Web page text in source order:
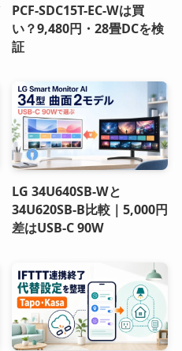
PCF-SDC15T-EC-Wは買
い？9,480円・28畳DCを検
証
LG 34U640SB-Wと
34U620SB-B比較｜5,000円
差はUSB-C 90W